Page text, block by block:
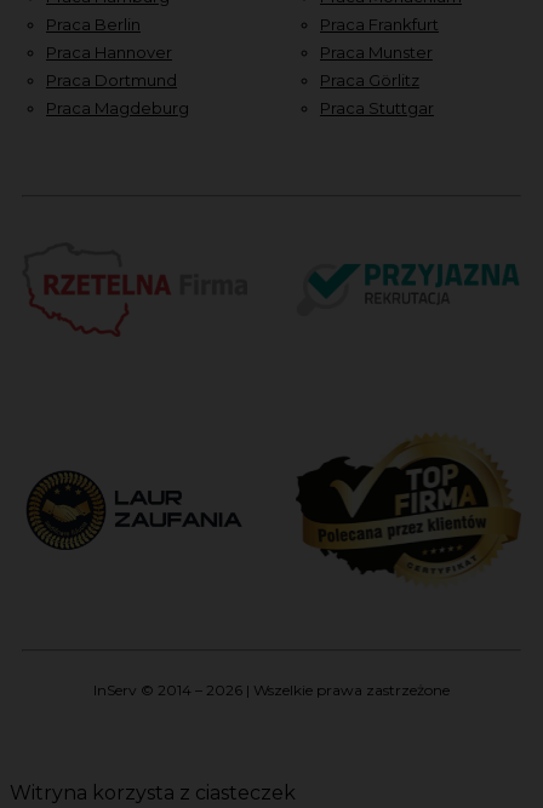
Praca Berlin
Praca Hannover
Praca Dortmund
Praca Magdeburg
Praca Frankfurt
Praca Munster
Praca Görlitz
Praca Stuttgar
InServ © 2014 – 2026 | Wszelkie prawa zastrzeżone
Witryna korzysta z ciasteczek